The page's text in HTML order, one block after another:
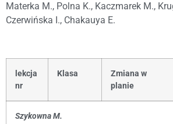
Materka M., Polna K., Kaczmarek M.,
Czerwińska I., Chakauya E.
lekcja
nr
Klasa
Zmiana w
planie
Szykowna M.